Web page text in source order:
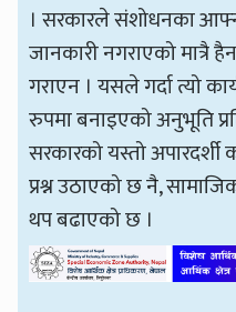
। सरकारले संशोधनका
जानकारी नगराएको मात्रै
गराएन । यसले गर्दा त्यो
रुपमा बनाइएको अनुभूति
सरकारको यस्तो
प्रश्न उठाएको छ नै,
थप बढाएको छ ।